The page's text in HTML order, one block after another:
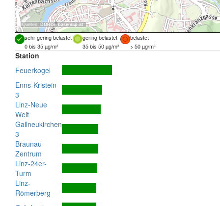
Quellen: DORIS, basemap.at
sehr gering belastet gering belastet
belastet
0 bis 35 µg/m³
35 bis 50 µg/m³ > 50 µg/m³
Station
Feuerkogel
Enns-Kristein
3
Linz-Neue
Welt
Gallneukirchen
3
Braunau
Zentrum
Linz-24er-
Turm
Linz-
Römerberg